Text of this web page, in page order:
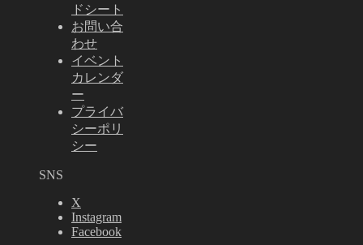
ドシート
お問い合
わせ
イベント
カレンダ
ー
プライバ
シーポリ
シー
SNS
X
Instagram
Facebook